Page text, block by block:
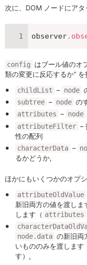
次に、DOM ノードにア
observer.
config
はブール値のオ
類の変更に反応するか”
childList – node
subtree – node の
attributes – node
attributeFilter –
性の配列
characterData –
るかどうか,
ほかにもいくつかのオプ
attributeOldValue
新旧両方の値を渡し
します（ attributes
node.data の新旧両
いもののみを渡します
す）,